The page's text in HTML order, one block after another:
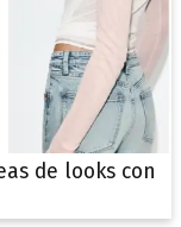
de looks con